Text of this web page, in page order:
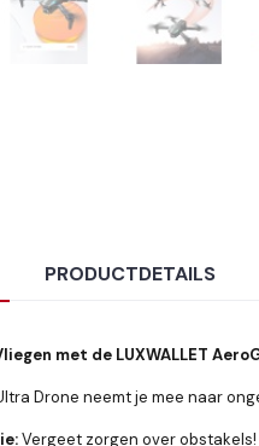
PRODUCTDETAILS
met de LUXWALLET
Ultra Drone neemt je mee naar
Vergeet zorgen over